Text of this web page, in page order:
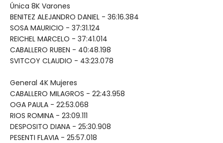
Única 8K Varones
BENITEZ ALEJANDRO DANIEL - 36:16.384
SOSA MAURICIO - 37:31.124
REICHEL MARCELO - 37:41.014
CABALLERO RUBEN - 40:48.198
SVITCOY CLAUDIO - 43:23.078
General 4K Mujeres
CABALLERO MILAGROS - 22:43.958
OGA PAULA - 22:53.068
RIOS ROMINA - 23:09.111
DESPOSITO DIANA - 25:30.908
PESENTI FLAVIA - 25:57.018